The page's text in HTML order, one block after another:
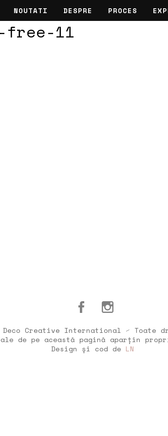
NOUTATI DESPRE PROCES
11
Creative International ⁄ Toate
de pe această pagină aparțin
Design și cod de LN